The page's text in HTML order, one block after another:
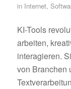
in Internet,
KI-Tools
arbeiten,
interagieren.
von Branchen